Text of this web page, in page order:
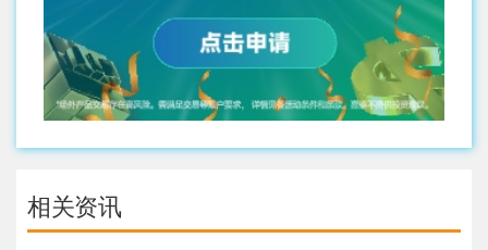
相关资讯